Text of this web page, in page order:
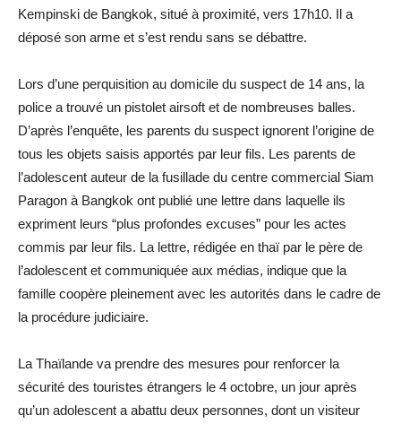
Kempinski de Bangkok, situé à proximité, vers 17h10. Il a
déposé son arme et s’est rendu sans se débattre.
Lors d’une perquisition au domicile du suspect de 14 ans, la
police a trouvé un pistolet airsoft et de nombreuses balles.
D’après l’enquête, les parents du suspect ignorent l’origine de
tous les objets saisis apportés par leur fils. Les parents de
l’adolescent auteur de la fusillade du centre commercial Siam
Paragon à Bangkok ont publié une lettre dans laquelle ils
expriment leurs “plus profondes excuses” pour les actes
commis par leur fils. La lettre, rédigée en thaï par le père de
l’adolescent et communiquée aux médias, indique que la
famille coopère pleinement avec les autorités dans le cadre de
la procédure judiciaire.
La Thaïlande va prendre des mesures pour renforcer la
sécurité des touristes étrangers le 4 octobre, un jour après
qu’un adolescent a abattu deux personnes, dont un visiteur